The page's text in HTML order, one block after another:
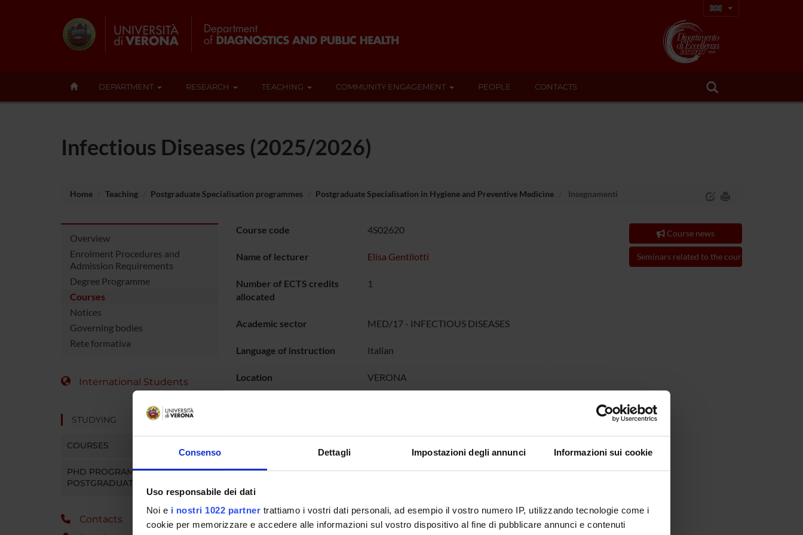
Consenso Dettagli Impostazioni degli annunci Informazioni sui cookie
Uso responsabile dei dati
Noi e i nostri 1022 partner trattiamo i vostri dati personali, ad esempio il vostro numero IP, utilizzando tecnologie come i
cookie per memorizzare e accedere alle informazioni sul vostro dispositivo al fine di pubblicare annunci e contenuti
DEPARTMENT RESEARCH TEACHING COMMUNITY ENGAGEMENT PEOPLE CONTACTS
Infectious Diseases (2025/2026)
Home Teaching Postgraduate Specialisation programmes Postgraduate Specialisation in Hygiene and Preventive Medicine Insegnamenti
Overview
Enrolment Procedures and
Admission Requirements
Degree Programme
Courses
Notices
Governing bodies
Rete formativa
International Students
STUDYING
COURSES
PHD PROGRAMMES AND
POSTGRADUATE TRAINING
Contacts
Course code 4S02620
Name of lecturer Elisa Gentilotti
Number of ECTS credits
allocated
1
Academic sector MED/17 - INFECTIOUS DISEASES
Language of instruction Italian
Location VERONA
Course news
Seminars related to the course